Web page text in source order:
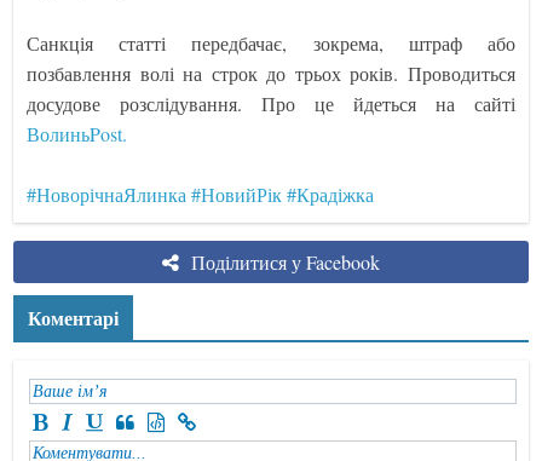
Санкція статті передбачає, зокрема, штраф або
позбавлення волі на строк до трьох років. Проводиться
досудове розслідування. Про це йдеться на сайті
ВолиньPost.
#НоворічнаЯлинка #НовийРік #Крадіжка
Поділитися у Facebook
Коментарі